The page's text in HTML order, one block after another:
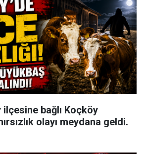
ilçesine bağlı Koçköy
olayı meydana geldi.